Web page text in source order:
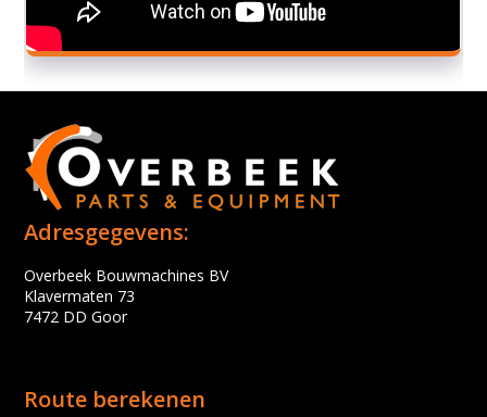
Adresgegevens:
Overbeek Bouwmachines BV
Klavermaten 73
7472 DD Goor
Route berekenen